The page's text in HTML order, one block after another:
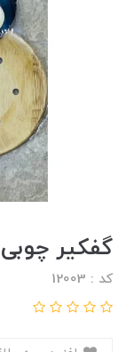
گفکیر
کد : 12003